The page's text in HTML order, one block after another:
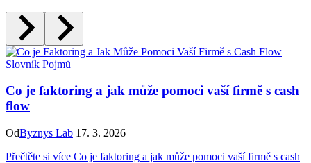
Slovník Pojmů
Co je faktoring a jak může pomoci vaší firmě s cash
flow
OdByznys Lab 17. 3. 2026
Přečtěte si více Co je faktoring a jak může pomoci vaší firmě s cash